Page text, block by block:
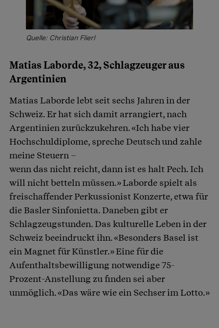
Quelle: Christian Flierl
Matias Laborde, 32, Schlagzeuger aus
Argentinien
Matias Laborde lebt seit sechs Jahren in der
Schweiz. Er hat sich damit arrangiert, nach
Argentinien zurückzukehren. «Ich habe vier
Hochschuldiplome, spreche Deutsch und zahle
meine Steuern –
wenn das nicht reicht, dann ist es halt Pech. Ich
will nicht betteln müssen.» Laborde spielt als
freischaffender Perkussionist Konzerte, etwa für
die Basler Sinfonietta. Daneben gibt er
Schlagzeugstunden. Das kulturelle Leben in der
Schweiz beeindruckt ihn. «Besonders Basel ist
ein Magnet für Künstler.» Eine für die
Aufenthaltsbewilligung notwendige 75-
Prozent-Anstellung zu finden sei aber
unmöglich. «Das wäre wie ein Sechser im Lotto.»